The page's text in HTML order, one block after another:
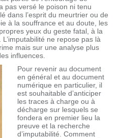
pas versé le poison ni tenu
dans l’esprit du meurtrier ou de
à la souffrance et au doute, les
yeux du geste fatal, à la
ne repose pas là
mais sur une analyse plus
influences.
Pour revenir au document
en général et au document
numérique en particulier, il
est souhaitable d’anticiper
les traces à charge ou à
décharge sur lesquels se
fondera en premier lieu la
preuve et la recherche
d’imputabilité. Comment